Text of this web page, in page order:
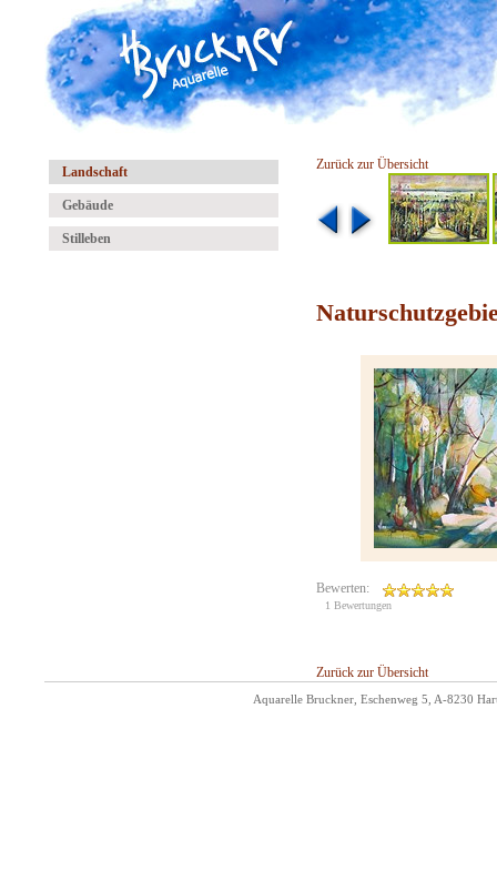
Landschaft
Gebäude
Stilleben
Zurück zur Übersicht
Bewerten:
1 Bewertungen
Zurück zur Übersicht
Aquarelle Bruckner, Eschenweg 5, A-8230